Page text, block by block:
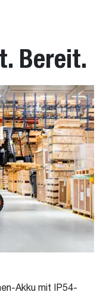
Bereit.
Akku mit IP54-